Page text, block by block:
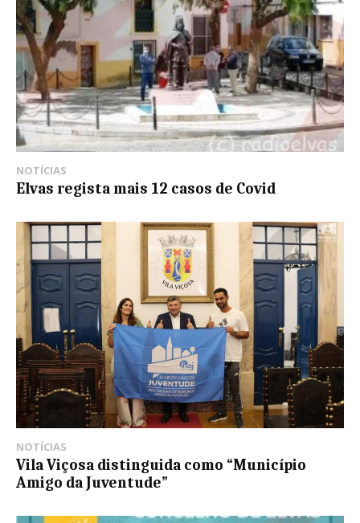
NOTÍCIAS
Elvas regista mais 12 casos de Covid
NOTÍCIAS
Vila Viçosa distinguida como “Município
Amigo da Juventude”